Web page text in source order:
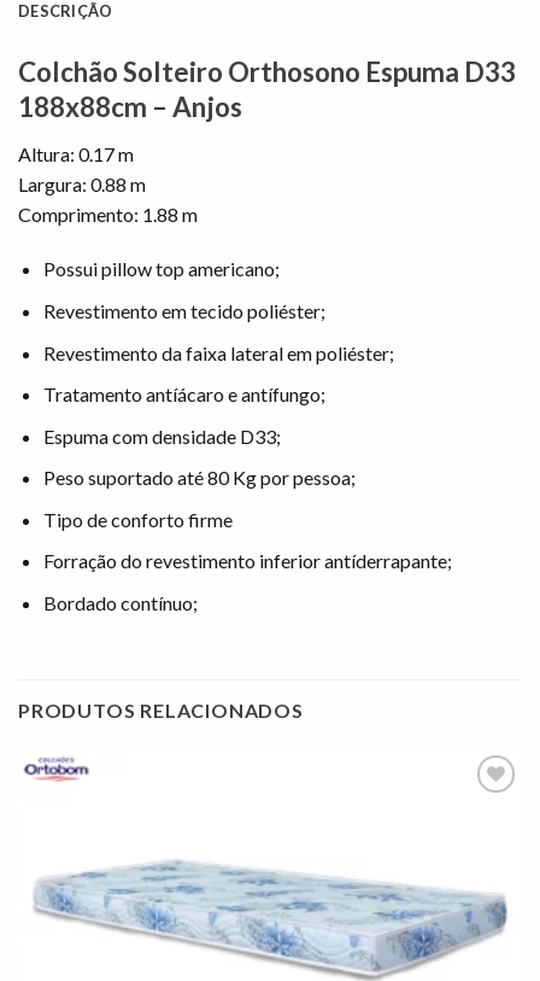
DESCRIÇÃO
Colchão Solteiro Orthosono Espuma D33
188x88cm – Anjos
Altura: 0.17 m
Largura: 0.88 m
Comprimento: 1.88 m
Possui pillow top americano;
Revestimento em tecido poliéster;
Revestimento da faixa lateral em poliéster;
Tratamento antíácaro e antífungo;
Espuma com densidade D33;
Peso suportado até 80 Kg por pessoa;
Tipo de conforto firme
Forração do revestimento inferior antíderrapante;
Bordado contínuo;
PRODUTOS RELACIONADOS